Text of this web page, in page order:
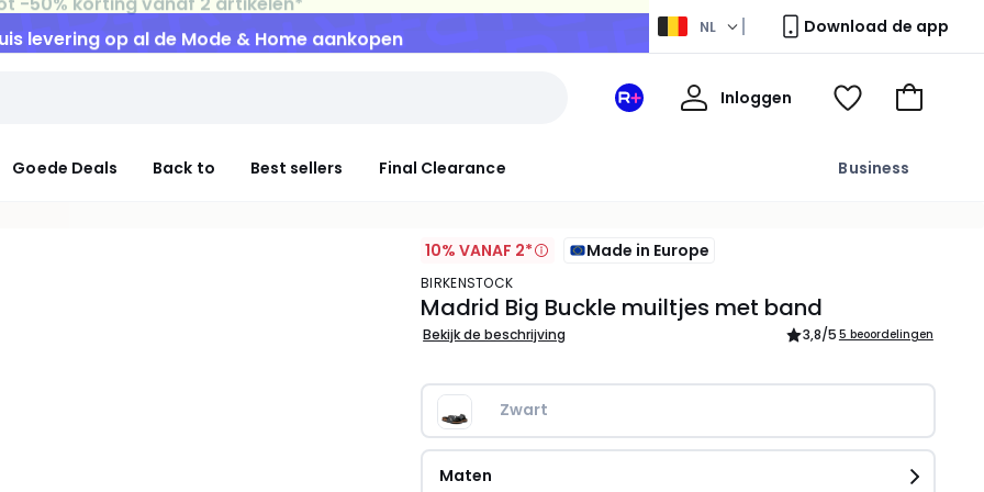
levering op al de Mode & Home aankopen NL Download de app
Goede Deals Back to Best sellers Final Clearance Business
Mijn
Inloggen
Mijn
Kijk
Naar
10% VANAF 2* Made in Europe
BIRKENSTOCK
Madrid Big Buckle muiltjes met band
Bekijk de beschrijving 3,8/5 5 beoordelingen
Zwart
Maten